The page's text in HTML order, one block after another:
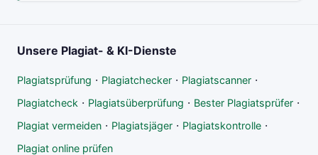
Unsere Plagiat- & KI-Dienste
Plagiatsprüfung · Plagiatchecker · Plagiatscanner ·
Plagiatcheck · Plagiatsüberprüfung · Bester Plagiatsprüfer ·
Plagiat vermeiden · Plagiatsjäger · Plagiatskontrolle ·
Plagiat online prüfen